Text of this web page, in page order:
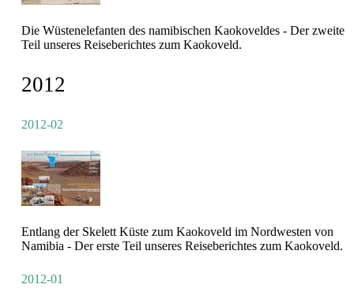
Die Wüstenelefanten des namibischen Kaokoveldes - Der zweite
Teil unseres Reiseberichtes zum Kaokoveld.
2012
2012-02
Entlang der Skelett Küste zum Kaokoveld im Nordwesten von
Namibia - Der erste Teil unseres Reiseberichtes zum Kaokoveld.
2012-01